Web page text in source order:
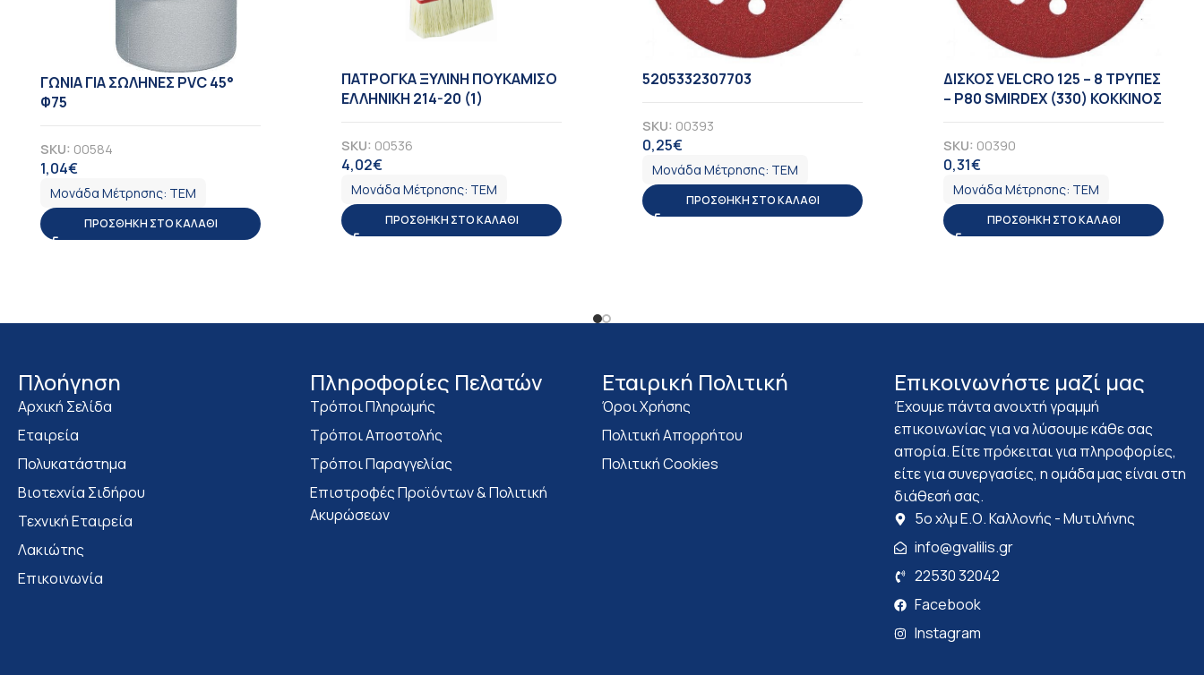
ΓΩΝΙΑ ΓΙΑ ΣΩΛΗΝΕΣ PVC 45°
Φ75
SKU: 00584
1,04€
Μονάδα Μέτρησης: ΤΕΜ
ΠΡΟΣΘΉΚΗ ΣΤΟ ΚΑΛΆΘΙ
ΠΑΤΡΟΓΚΑ ΞΥΛΙΝΗ ΠΟΥΚΑΜΙΣΟ
ΕΛΛΗΝΙΚΗ 214-20 (1)
SKU: 00536
4,02€
Μονάδα Μέτρησης: ΤΕΜ
ΠΡΟΣΘΉΚΗ ΣΤΟ ΚΑΛΆΘΙ
5205332307703
SKU: 00393
0,25€
Μονάδα Μέτρησης: ΤΕΜ
ΠΡΟΣΘΉΚΗ ΣΤΟ ΚΑΛΆΘΙ
ΔΙΣΚΟΣ VELCRO 125 – 8 TΡΥΠΕΣ
– Ρ80 SMIRDEX (330) ΚΟΚΚΙΝΟΣ
SKU: 00390
0,31€
Μονάδα Μέτρησης: ΤΕΜ
ΠΡΟΣΘΉΚΗ ΣΤΟ ΚΑΛΆΘΙ
Πλοήγηση
Αρχική Σελίδα
Εταιρεία
Πολυκατάστημα
Bιοτεχνία Σιδήρου
Τεχνική Εταιρεία
Λακιώτης
Επικοινωνία
Πληροφορίες Πελατών
Τρόποι Πληρωμής
Τρόποι Αποστολής
Τρόποι Παραγγελίας
Επιστροφές Προϊόντων & Πολιτική
Ακυρώσεων
Eταιρική Πολιτική
Όροι Χρήσης
Πολιτική Απορρήτου
Πολιτική Cookies
Επικοινωνήστε μαζί μας
Έχουμε πάντα ανοιχτή γραμμή
επικοινωνίας για να λύσουμε κάθε σας
απορία. Είτε πρόκειται για πληροφορίες,
είτε για συνεργασίες, η ομάδα μας είναι στη
διάθεσή σας.
5ο χλμ Ε.Ο. Καλλονής - Μυτιλήνης
info@gvalilis.gr
22530 32042
Facebook
Instagram